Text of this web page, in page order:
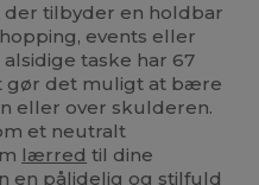
der tilbyder en holdbar
events eller
taske har 67
gør det muligt at bære
eller over skulderen.
et neutralt
lærred til dine
en pålidelig og stilfuld